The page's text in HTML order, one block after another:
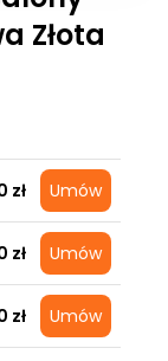
Złota
zł Umów
zł Umów
zł Umów